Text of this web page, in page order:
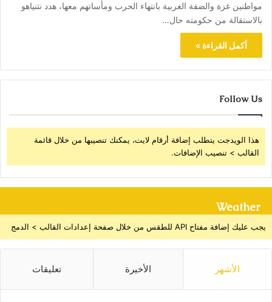
مواطنين غزة والضفة الغربية بانتهاء الحرب ومأساتهم معها، هدد نتنياهو
بالاستقالة من حكومته حال…
أكمل القراءة »
Follow Us
هذا الويدجت يتطلب إضافة أرقام لايت، يمكنك تنصيبها من خلال قائمة
القالب > تنصيب الإضافات.
Weather
يجب عليك إضافة مفتاح API للطقس من خلال صفحة إعدادات القالب > الدمج
الأشهر الأخيرة تعليقات